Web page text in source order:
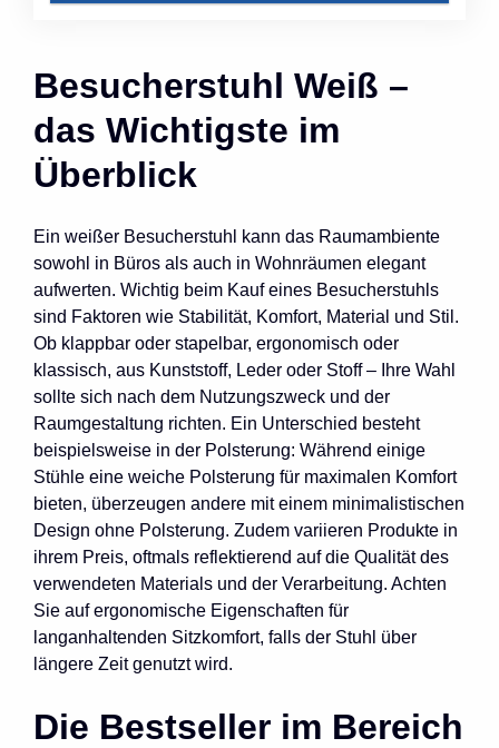
Besucherstuhl Weiß –
das Wichtigste im
Überblick
Ein weißer Besucherstuhl kann das Raumambiente
sowohl in Büros als auch in Wohnräumen elegant
aufwerten. Wichtig beim Kauf eines Besucherstuhls
sind Faktoren wie Stabilität, Komfort, Material und Stil.
Ob klappbar oder stapelbar, ergonomisch oder
klassisch, aus Kunststoff, Leder oder Stoff – Ihre Wahl
sollte sich nach dem Nutzungszweck und der
Raumgestaltung richten. Ein Unterschied besteht
beispielsweise in der Polsterung: Während einige
Stühle eine weiche Polsterung für maximalen Komfort
bieten, überzeugen andere mit einem minimalistischen
Design ohne Polsterung. Zudem variieren Produkte in
ihrem Preis, oftmals reflektierend auf die Qualität des
verwendeten Materials und der Verarbeitung. Achten
Sie auf ergonomische Eigenschaften für
langanhaltenden Sitzkomfort, falls der Stuhl über
längere Zeit genutzt wird.
Die Bestseller im Bereich